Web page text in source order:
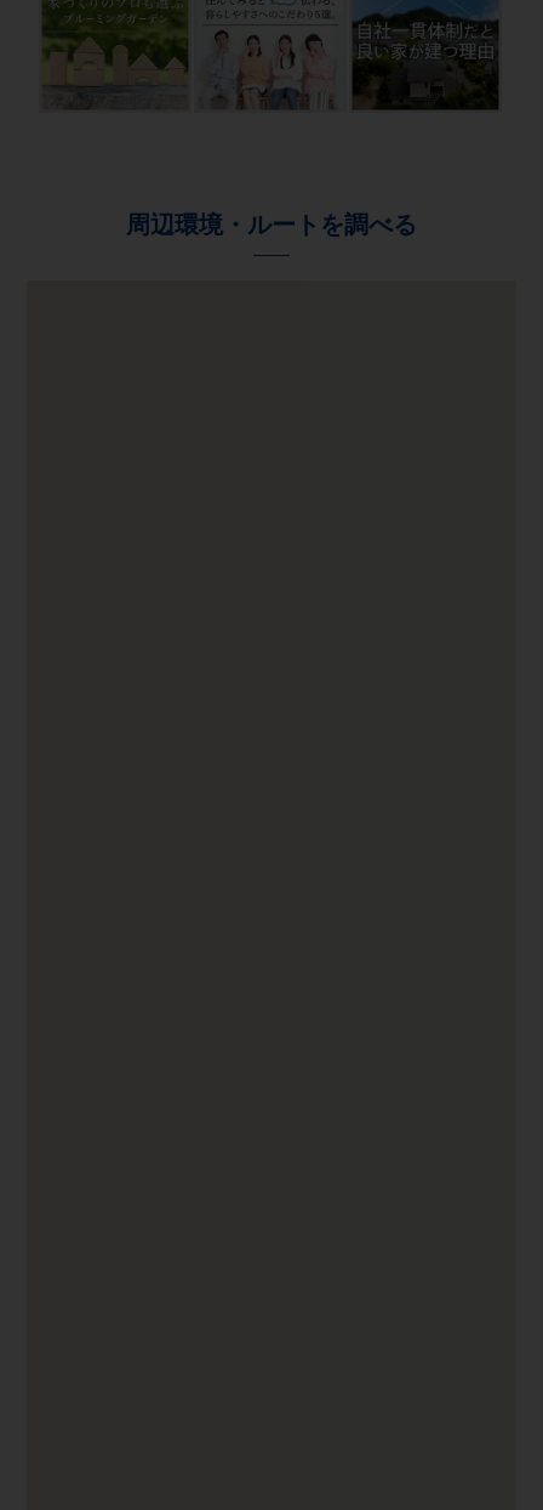
周辺環境・ルートを調べる